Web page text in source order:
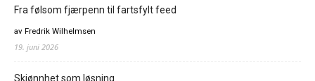
Fra følsom fjærpenn til fartsfylt feed
av Fredrik Wilhelmsen
19. juni 2026
Skjønnhet som løsning